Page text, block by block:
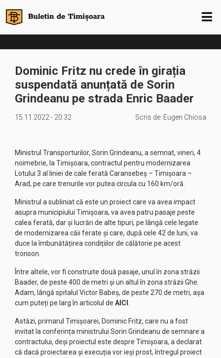
Dominic Fritz nu crede în girația
suspendată anunțată de Sorin
Grindeanu pe strada Enric Baader
15.11.2022 - 20:32 Scris de: Eugen Chiosa
Ministrul Transporturilor, Sorin Grindeanu, a semnat, vineri, 4
noimebrie, la Timişoara, contractul pentru modernizarea
Lotului 3 al liniei de cale ferată Caransebeş – Timişoara –
Arad, pe care trenurile vor putea circula cu 160 km/oră.
Ministrul a subliniat că este un proiect care va avea impact
asupra municipiului Timişoara, va avea patru pasaje peste
calea ferată, dar şi lucrări de alte tipuri, pe lângă cele legate
de modernizarea căii ferate şi care, după cele 42 de luni, va
duce la îmbunătățirea condițiilor de călătorie pe acest
tronson.
Între altele, vor fi construite două pasaje, unul în zona străzii
Baader, de peste 400 de metri și un altul în zona străzii Ghe.
Adam, lângă spitalul Victor Babeș, de peste 270 de metri, așa
cum puteți pe larg în articolul de AICI
Astăzi, primarul Timișoarei, Dominic Fritz, care nu a fost
invitat la conferința ministrului Sorin Grindeanu de semnare a
contractului, deși proiectul este despre Timișoara, a declarat
că dacă proiectarea și execuția vor ieși prost, întregul proiect